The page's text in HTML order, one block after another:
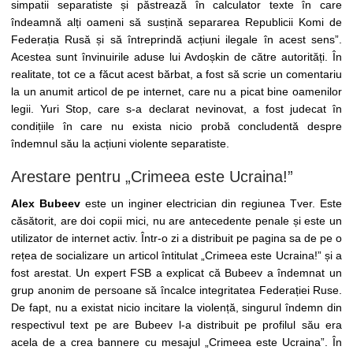
simpatii separatiste și păstrează în calculator texte în care
îndeamnă alți oameni să susțină separarea Republicii Komi de
Federația Rusă și să întreprindă acțiuni ilegale în acest sens”.
Acestea sunt învinuirile aduse lui Avdoșkin de către autorități. În
realitate, tot ce a făcut acest bărbat, a fost să scrie un comentariu
la un anumit articol de pe internet, care nu a picat bine oamenilor
legii. Yuri Stop, care s-a declarat nevinovat, a fost judecat în
condițiile în care nu exista nicio probă concludentă despre
îndemnul său la acțiuni violente separatiste.
Arestare pentru „Crimeea este Ucraina!”
Alex Bubeeveste un inginer electrician din regiunea Tver. Este
căsătorit, are doi copii mici, nu are antecedente penale și este un
utilizator de internet activ. Într-o zi a distribuit pe pagina sa de pe o
rețea de socializare un articol întitulat „Crimeea este Ucraina!” și a
fost arestat. Un expert FSB a explicat că Bubeev a îndemnat un
grup anonim de persoane să încalce integritatea Federației Ruse.
De fapt, nu a existat nicio incitare la violență, singurul îndemn din
respectivul text pe are Bubeev l-a distribuit pe profilul său era
acela de a crea bannere cu mesajul „Crimeea este Ucraina”. În